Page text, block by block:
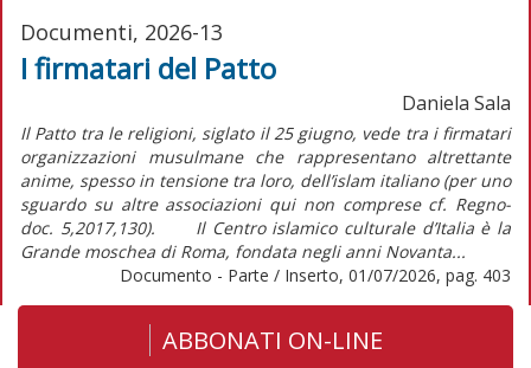
Documenti, 2026-13
I firmatari del Patto
Daniela Sala
Il Patto tra le religioni, siglato il 25 giugno, vede tra i firmatari
organizzazioni musulmane che rappresentano altrettante
anime, spesso in tensione tra loro, dell’islam italiano (per uno
sguardo su altre associazioni qui non comprese cf. Regno-
doc. 5,2017,130). Il Centro islamico culturale d’Italia è la
Grande moschea di Roma, fondata negli anni Novanta...
Documento - Parte / Inserto, 01/07/2026, pag. 403
ABBONATI ON-LINE